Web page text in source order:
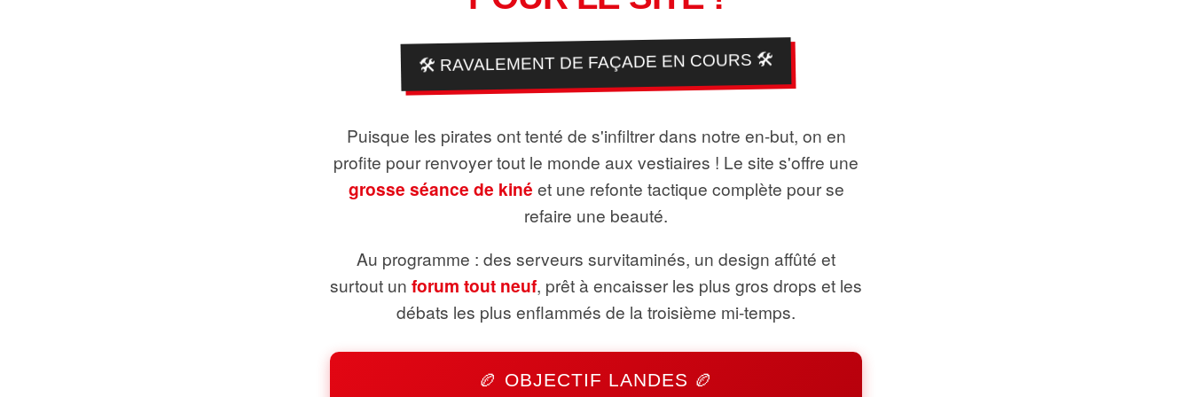
🛠️ RAVALEMENT DE FAÇADE EN COURS 🛠️
Puisque les pirates ont tenté de s'infiltrer dans notre en-but, on en
profite pour renvoyer tout le monde aux vestiaires ! Le site s'offre une
grosse séance de kiné et une refonte tactique complète pour se
refaire une beauté.
Au programme : des serveurs survitaminés, un design affûté et
surtout un forum tout neuf, prêt à encaisser les plus gros drops et les
débats les plus enflammés de la troisième mi-temps.
🏉 OBJECTIF LANDES 🏉